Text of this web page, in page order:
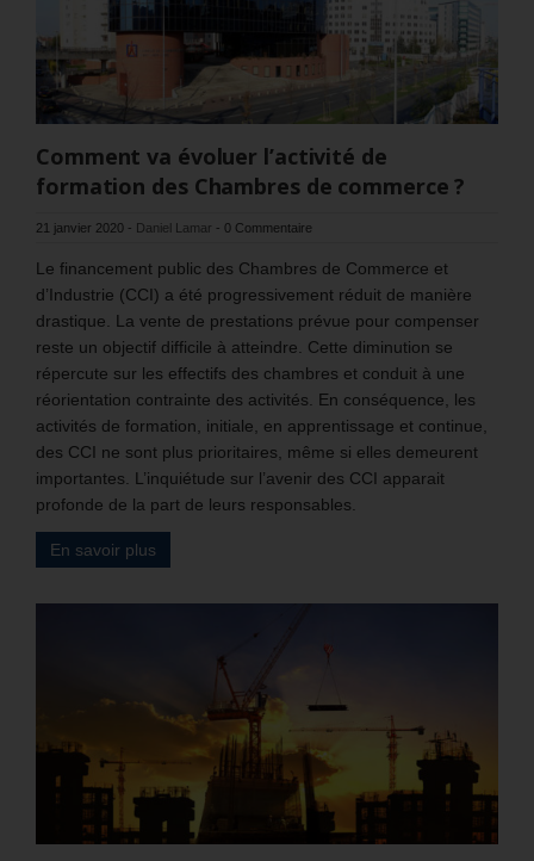
Comment va évoluer l’activité de
formation des Chambres de commerce ?
21 janvier 2020 - Daniel Lamar - 0 Commentaire
Le financement public des Chambres de Commerce et
d’Industrie (CCI) a été progressivement réduit de manière
drastique. La vente de prestations prévue pour compenser
reste un objectif difficile à atteindre. Cette diminution se
répercute sur les effectifs des chambres et conduit à une
réorientation contrainte des activités. En conséquence, les
activités de formation, initiale, en apprentissage et continue,
des CCI ne sont plus prioritaires, même si elles demeurent
importantes. L’inquiétude sur l’avenir des CCI apparait
profonde de la part de leurs responsables.
En savoir plus